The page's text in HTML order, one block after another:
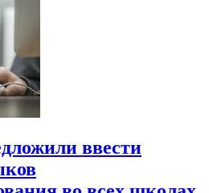
ввести